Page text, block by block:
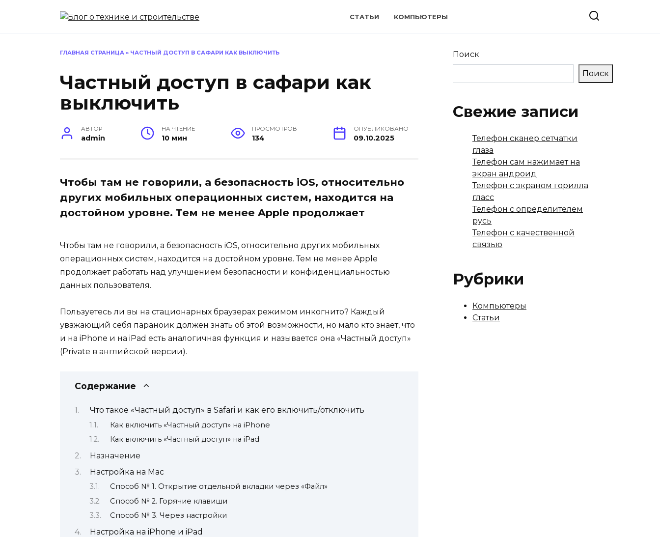
СТАТЬИ КОМПЬЮТЕРЫ
ГЛАВНАЯ СТРАНИЦА » ЧАСТНЫЙ ДОСТУП В САФАРИ КАК ВЫКЛЮЧИТЬ
Частный доступ в сафари как
выключить
АВТОР
admin
НА ЧТЕНИЕ
10 мин
ПРОСМОТРОВ
134
ОПУБЛИКОВАНО
09.10.2025
Чтобы там не говорили, а безопасность iOS, относительно
других мобильных операционных систем, находится на
достойном уровне. Тем не менее Apple продолжает
Чтобы там не говорили, а безопасность iOS, относительно других мобильных
операционных систем, находится на достойном уровне. Тем не менее Apple
продолжает работать над улучшением безопасности и конфиденциальностью
данных пользователя.
Пользуетесь ли вы на стационарных браузерах режимом инкогнито? Каждый
уважающий себя параноик должен знать об этой возможности, но мало кто знает, что
и на iPhone и на iPad есть аналогичная функция и называется она «Частный доступ»
(Private в английской версии).
Содержание
Что такое «Частный доступ» в Safari и как его включить/отключить
Как включить «Частный доступ» на iPhone
Как включить «Частный доступ» на iPad
Назначение
Настройка на Mac
Способ № 1. Открытие отдельной вкладки через «Файл»
Способ № 2. Горячие клавиши
Способ № 3. Через настройки
Настройка на iPhone и iPad
Поиск
Поиск
Свежие записи
Телефон сканер сетчатки
глаза
Телефон сам нажимает на
экран андроид
Телефон с экраном горилла
гласс
Телефон с определителем
русь
Телефон с качественной
связью
Рубрики
Компьютеры
Статьи